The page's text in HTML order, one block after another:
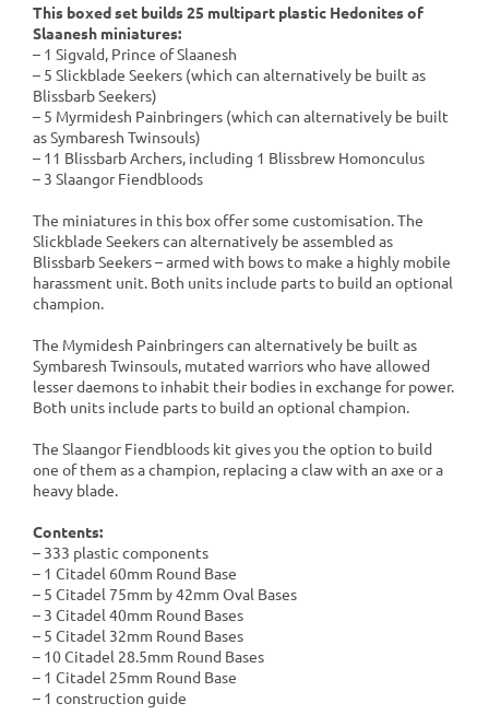
This boxed set builds 25 multipart plastic Hedonites of
Slaanesh miniatures:
– 1 Sigvald, Prince of Slaanesh
– 5 Slickblade Seekers (which can alternatively be built as
Blissbarb Seekers)
– 5 Myrmidesh Painbringers (which can alternatively be built
as Symbaresh Twinsouls)
– 11 Blissbarb Archers, including 1 Blissbrew Homonculus
– 3 Slaangor Fiendbloods
The miniatures in this box offer some customisation. The
Slickblade Seekers can alternatively be assembled as
Blissbarb Seekers – armed with bows to make a highly mobile
harassment unit. Both units include parts to build an optional
champion.
The Mymidesh Painbringers can alternatively be built as
Symbaresh Twinsouls, mutated warriors who have allowed
lesser daemons to inhabit their bodies in exchange for power.
Both units include parts to build an optional champion.
The Slaangor Fiendbloods kit gives you the option to build
one of them as a champion, replacing a claw with an axe or a
heavy blade.
Contents:
– 333 plastic components
– 1 Citadel 60mm Round Base
– 5 Citadel 75mm by 42mm Oval Bases
– 3 Citadel 40mm Round Bases
– 5 Citadel 32mm Round Bases
– 10 Citadel 28.5mm Round Bases
– 1 Citadel 25mm Round Base
– 1 construction guide